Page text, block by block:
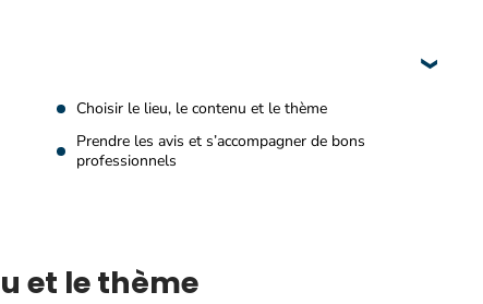
Choisir le lieu, le contenu et le thème
Prendre les avis et s’accompagner de bons
professionnels
et le thème